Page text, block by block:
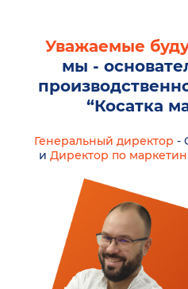
Уважаемые
мы -
“Косатка
Генеральный директор -
и Директор по